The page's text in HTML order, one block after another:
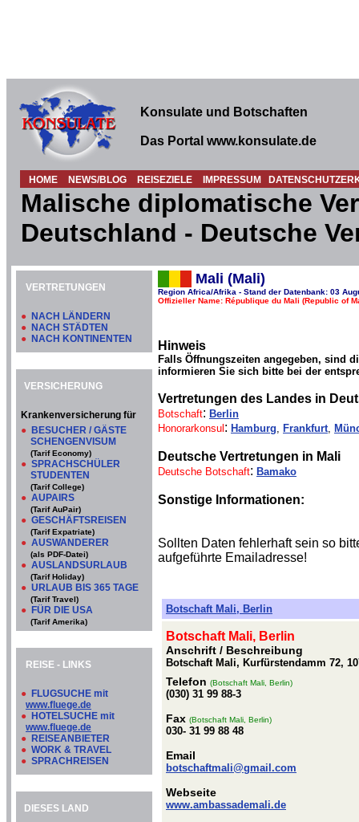
Konsulate und Botschaften
Das Portal www.konsulate.de
HOME NEWS/BLOG REISEZIELE IMPRESSUM
Malische diplomatische
Deutschland - Deutsche
VERTRETUNGEN
● NACH LÄNDERN
● NACH STÄDTEN
● NACH KONTINENTEN
VERSICHERUNG
Krankenversicherung für
● BESUCHER / GÄSTE
SCHENGENVISUM
(Tarif Economy)
● SPRACHSCHÜLER
STUDENTEN
(Tarif College)
● AUPAIRS
(Tarif AuPair)
● GESCHÄFTSREISEN
(Tarif Expatriate)
● AUSWANDERER
(als PDF-Datei)
● AUSLANDSURLAUB
(Tarif Holiday)
● URLAUB BIS 365 TAGE
(Tarif Travel)
● FÜR DIE USA
(Tarif Amerika)
REISE - LINKS
● FLUGSUCHE mit
www.fluege.de
● HOTELSUCHE mit
www.fluege.de
● REISEANBIETER
● WORK & TRAVEL
● SPRACHREISEN
DIESES LAND
Mali (Mali)
Region Africa/Afrika - Stand der Datenbank: 03
Offizieller Name: République du Mali (Republic of
Hinweis
Falls Öffnungszeiten angegeben, sind
informieren Sie sich bitte bei der
Vertretungen des Landes in
Botschaft: Berlin
Honorarkonsul : Hamburg, Frankfurt,
Deutsche Vertretungen in Mali
Deutsche Botschaft: Bamako
Sonstige Informationen:
Sollten Daten fehlerhaft sein so
aufgeführte Emailadresse!
Botschaft Mali, Berlin
Botschaft Mali, Berlin
Anschrift / Beschreibung
Botschaft Mali, Kurfürstendamm 72,
Telefon (Botschaft Mali, Berlin)
(030) 31 99 88-3
Fax (Botschaft Mali, Berlin)
030- 31 99 88 48
Email
botschaftmali@gmail.com
Webseite
www.ambassademali.de